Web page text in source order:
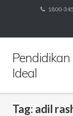
1800-
Ideal
Tag: adil